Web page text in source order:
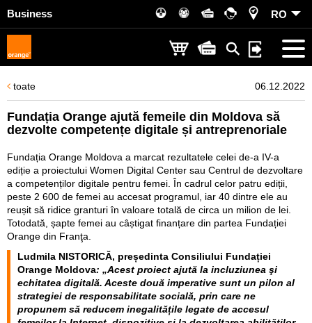
Business RO
toate 06.12.2022
Fundația Orange ajută femeile din Moldova să
dezvolte competențe digitale și antreprenoriale
Fundația Orange Moldova a marcat rezultatele celei de-a IV-a
ediție a proiectului Women Digital Center sau Centrul de dezvoltare
a competenților digitale pentru femei. În cadrul celor patru ediții,
peste 2 600 de femei au accesat programul, iar 40 dintre ele au
reușit să ridice granturi în valoare totală de circa un milion de lei.
Totodată, șapte femei au câștigat finanțare din partea Fundației
Orange din Franţa.
Ludmila NISTORICĂ, președinta Consiliului Fundației
Orange Moldova: „Acest proiect ajută la incluziunea şi
echitatea digitală. Aceste două imperative sunt un pilon al
strategiei de responsabilitate socială, prin care ne
propunem să reducem inegalitățile legate de accesul